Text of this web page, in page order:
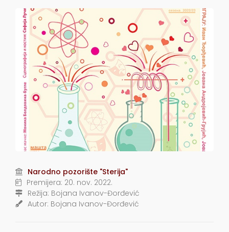
Narodno pozorište "Sterija"
Premijera: 20. nov. 2022.
Režija: Bojana Ivanov-Đorđević
Autor: Bojana Ivanov-Đorđević